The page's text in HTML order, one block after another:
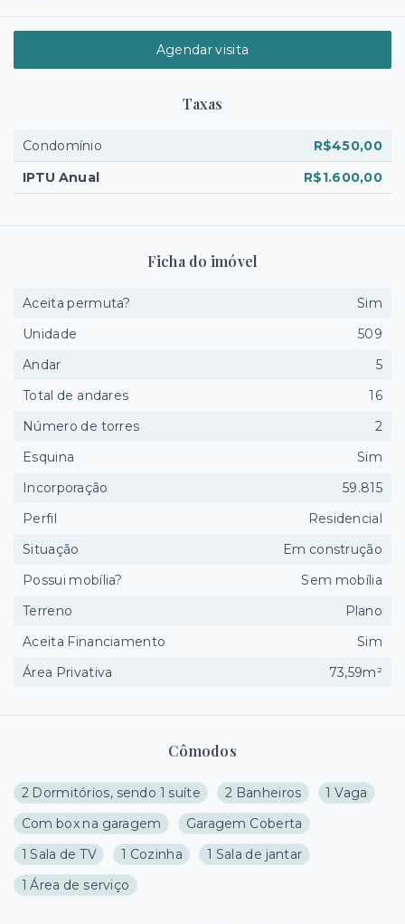
Cômodos
2 Dormitórios, sendo 1 suíte 2 Banheiros
1 Vaga
Com box na garagem
Garagem Coberta
1 Sala de TV
1 Cozinha
1 Sala de jantar
1 Área de serviço
Agendar visita
Taxas
Condomínio
R$450,00
IPTU Anual
R$1.600,00
Ficha do imóvel
Aceita permuta?
Sim
Unidade
509
Andar
5
Total de andares
16
Número de torres
2
Esquina
Sim
Incorporação
59.815
Perfil
Residencial
Situação
Em construção
Possui mobília?
Sem mobília
Terreno
Plano
Aceita Financiamento
Sim
Área Privativa
73,59m²